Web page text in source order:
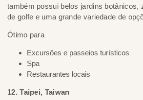
também possui belos jardins botânicos,
de golfe e uma grande variedade de
Ótimo para
Excursões e passeios turísticos
Spa
Restaurantes locais
12. Taipei, Taiwan